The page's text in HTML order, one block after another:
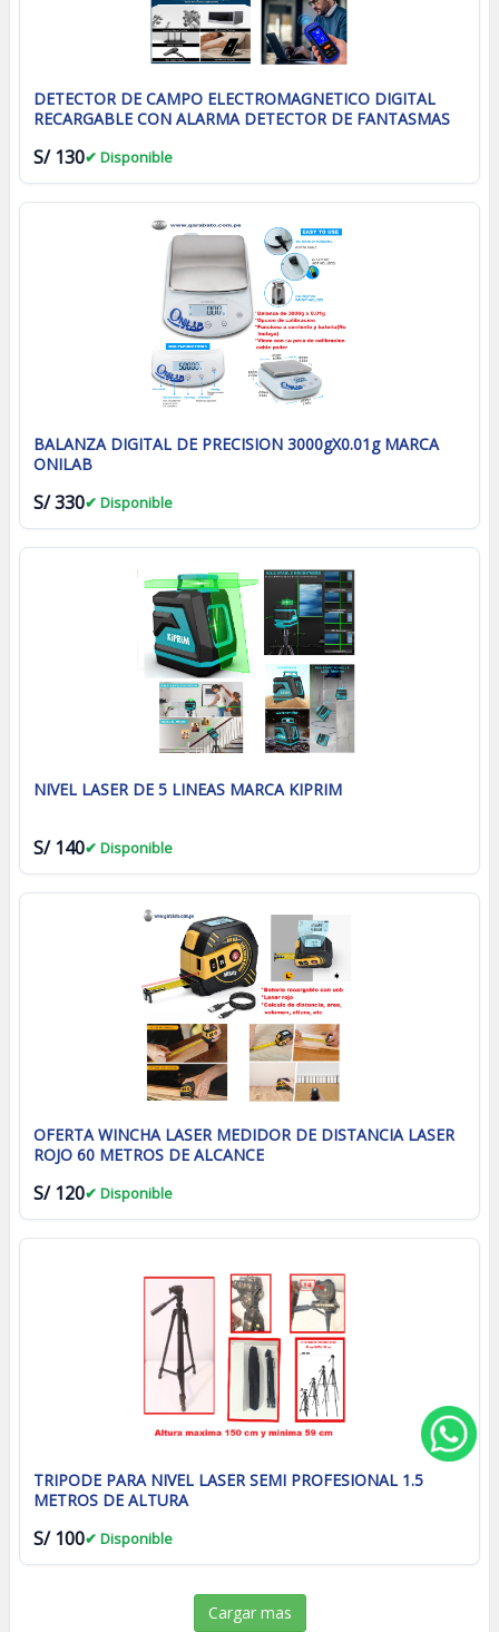
DETECTOR DE CAMPO ELECTROMAGNETICO DIGITAL
RECARGABLE CON ALARMA DETECTOR DE FANTASMAS
S/ 130✔ Disponible
BALANZA DIGITAL DE PRECISION 3000gX0.01g MARCA
ONILAB
S/ 330✔ Disponible
NIVEL LASER DE 5 LINEAS MARCA KIPRIM
S/ 140✔ Disponible
OFERTA WINCHA LASER MEDIDOR DE DISTANCIA LASER
ROJO 60 METROS DE ALCANCE
S/ 120✔ Disponible
TRIPODE PARA NIVEL LASER SEMI PROFESIONAL 1.5
METROS DE ALTURA
S/ 100✔ Disponible